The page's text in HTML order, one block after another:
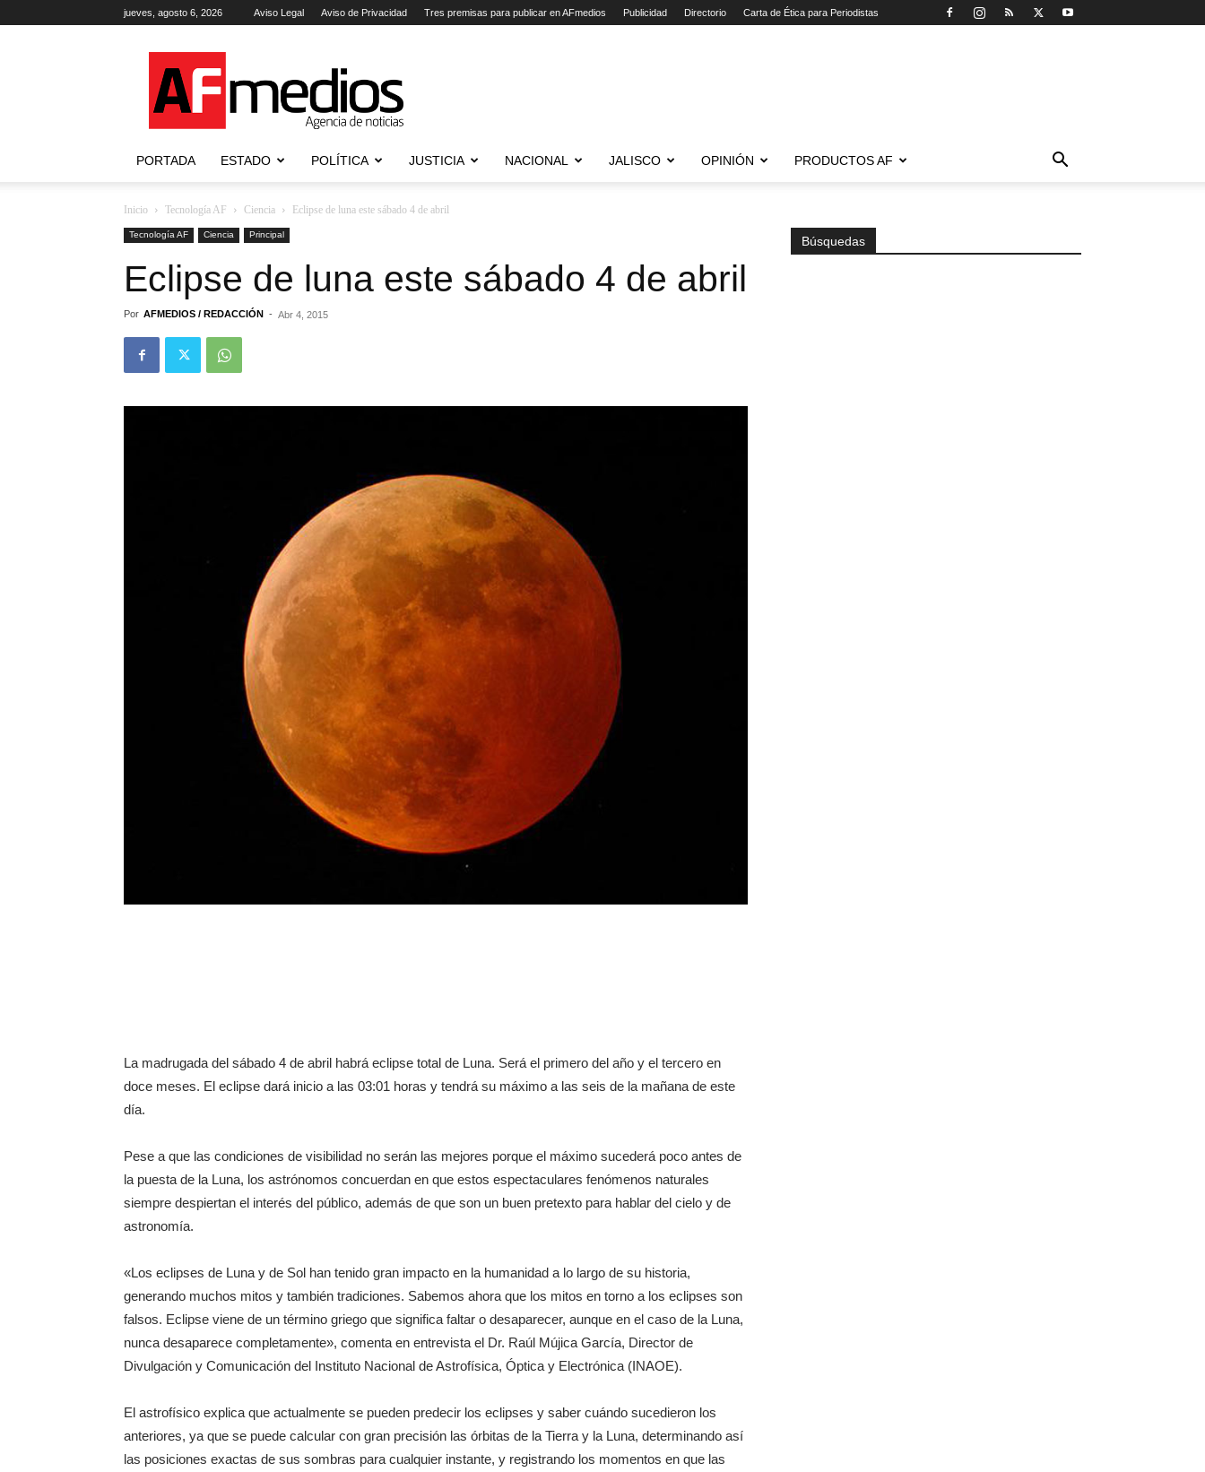
jueves, agosto 6, 2026 Aviso Legal Aviso de Privacidad Tres premisas para publicar en AFmedios Publicidad Directorio Carta de Ética para Periodistas
Agencia
de
Noticias
PORTADA ESTADO POLÍTICA JUSTICIA NACIONAL JALISCO OPINIÓN PRODUCTOS AF
Inicio Tecnología AF Ciencia Eclipse de luna este sábado 4 de abril
Tecnología AF Ciencia Principal
Eclipse de luna este sábado 4 de abril
Por AFMEDIOS / REDACCIÓN - Abr 4, 2015
La madrugada del sábado 4 de abril habrá eclipse total de Luna. Será el primero del año y el tercero en
doce meses. El eclipse dará inicio a las 03:01 horas y tendrá su máximo a las seis de la mañana de este
día.
Pese a que las condiciones de visibilidad no serán las mejores porque el máximo sucederá poco antes de
la puesta de la Luna, los astrónomos concuerdan en que estos espectaculares fenómenos naturales
siempre despiertan el interés del público, además de que son un buen pretexto para hablar del cielo y de
astronomía.
«Los eclipses de Luna y de Sol han tenido gran impacto en la humanidad a lo largo de su historia,
generando muchos mitos y también tradiciones. Sabemos ahora que los mitos en torno a los eclipses son
falsos. Eclipse viene de un término griego que significa faltar o desaparecer, aunque en el caso de la Luna,
nunca desaparece completamente», comenta en entrevista el Dr. Raúl Mújica García, Director de
Divulgación y Comunicación del Instituto Nacional de Astrofísica, Óptica y Electrónica (INAOE).
El astrofísico explica que actualmente se pueden predecir los eclipses y saber cuándo sucedieron los
anteriores, ya que se puede calcular con gran precisión las órbitas de la Tierra y la Luna, determinando así
las posiciones exactas de sus sombras para cualquier instante, y registrando los momentos en que las
Búsquedas